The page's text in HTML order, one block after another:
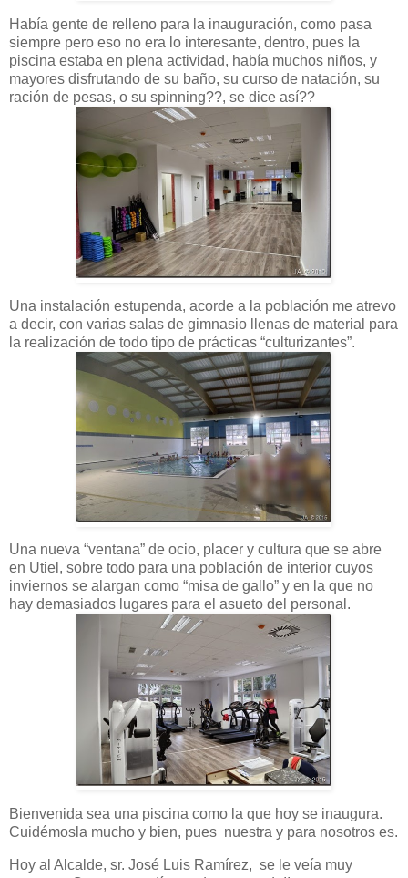
Había gente de relleno para la inauguración, como pasa
siempre pero eso no era lo interesante, dentro, pues la
piscina estaba en plena actividad, había muchos niños, y
mayores disfrutando de su baño, su curso de natación, su
ración de pesas, o su spinning??, se dice así??
Una instalación estupenda, acorde a la población me atrevo
a decir, con varias salas de gimnasio llenas de material para
la realización de todo tipo de prácticas “culturizantes”.
Una nueva “ventana” de ocio, placer y cultura que se abre
en Utiel, sobre todo para una población de interior cuyos
inviernos se alargan como “misa de gallo” y en la que no
hay demasiados lugares para el asueto del personal.
Bienvenida sea una piscina como la que hoy se inaugura.
Cuidémosla mucho y bien, pues nuestra y para nosotros es.
Hoy al Alcalde, sr. José Luis Ramírez, se le veía muy